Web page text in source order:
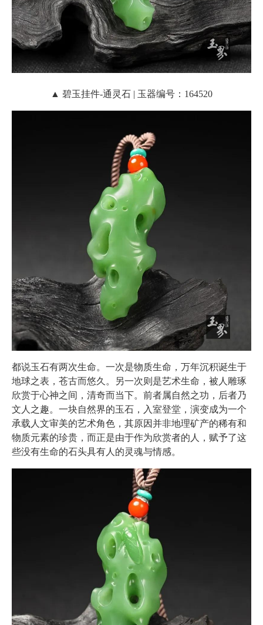
▲ 碧玉挂件-通灵石 | 玉器编号：164520
都说玉石有两次生命。一次是物质生命，万年沉积诞生于
地球之表，苍古而悠久。另一次则是艺术生命，被人雕琢
欣赏于心神之间，清奇而当下。前者属自然之功，后者乃
文人之趣。一块自然界的玉石，入室登堂，演变成为一个
承载人文审美的艺术角色，其原因并非地理矿产的稀有和
物质元素的珍贵，而正是由于作为欣赏者的人，赋予了这
些没有生命的石头具有人的灵魂与情感。